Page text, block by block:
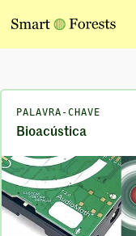
PALAVRA-CHAVE
Bioacústica